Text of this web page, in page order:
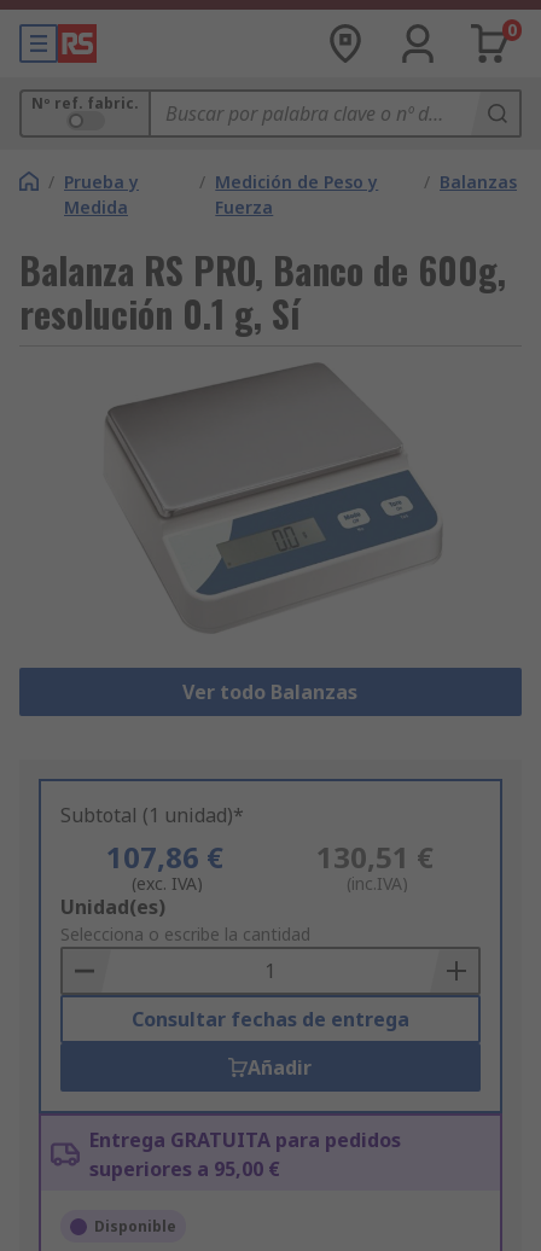
0
Nº ref. fabric.
/ Prueba y
Medida
/ Medición de Peso y
Fuerza
/ Balanzas
Balanza RS PRO, Banco de 600g,
resolución 0.1 g, Sí
Ver todo Balanzas
Subtotal (1 unidad)*
107,86 €
(exc. IVA)
130,51 €
(inc.IVA)
Add
to
Basket
Unidad(es)
Selecciona o escribe la cantidad
Consultar fechas de entrega
Añadir
Entrega GRATUITA para pedidos
superiores a 95,00 €
Disponible